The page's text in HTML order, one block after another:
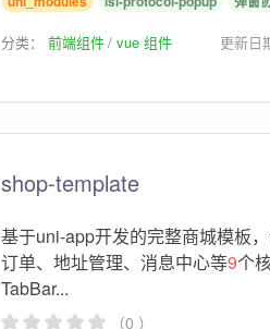
分类： 前端组件 vue 组件 更新日
shop-template
基于uni-app开发的完整商城模板
订单、地址管理、消息中心等9个
TabBar...
（0 ）